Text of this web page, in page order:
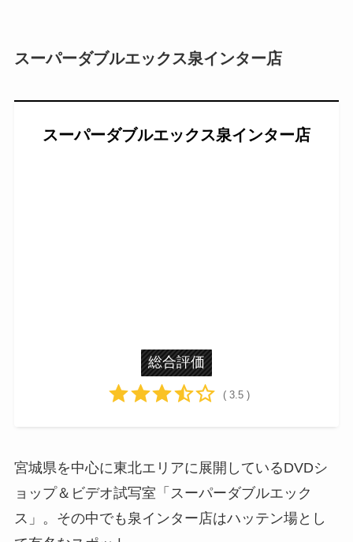
スーパーダブルエックス泉インター店
スーパーダブルエックス泉インター店
総合評価
( 3.5 )
宮城県を中心に東北エリアに展開しているDVDシ
ョップ＆ビデオ試写室「スーパーダブルエック
ス」。その中でも泉インター店はハッテン場とし